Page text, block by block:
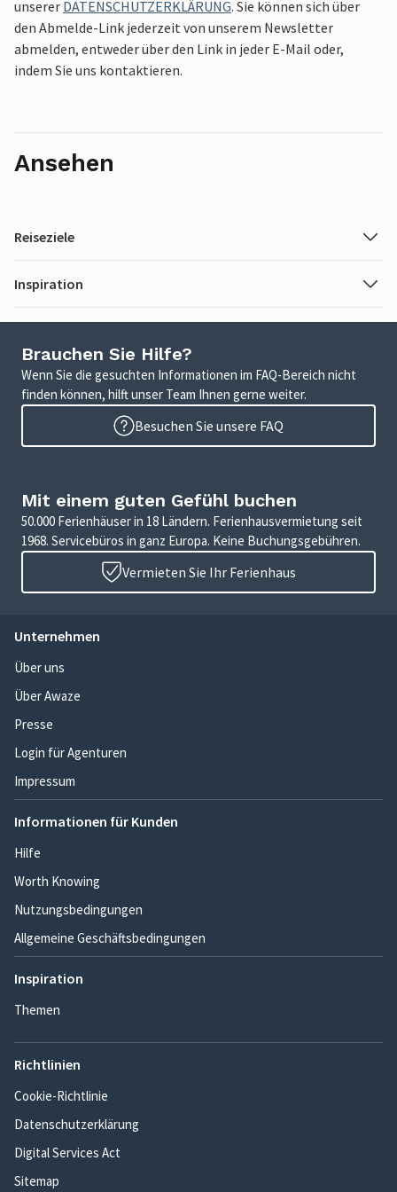
unserer DATENSCHUTZERKLÄRUNG. Sie können sich über
den Abmelde-Link jederzeit von unserem Newsletter
abmelden, entweder über den Link in jeder E-Mail oder,
indem Sie uns kontaktieren.
Ansehen
Reiseziele
Inspiration
Brauchen Sie Hilfe?
Wenn Sie die gesuchten Informationen im FAQ-Bereich nicht
finden können, hilft unser Team Ihnen gerne weiter.
Besuchen Sie unsere FAQ
Mit einem guten Gefühl buchen
50.000 Ferienhäuser in 18 Ländern. Ferienhausvermietung seit
1968. Servicebüros in ganz Europa. Keine Buchungsgebühren.
Vermieten Sie Ihr Ferienhaus
Unternehmen
Über uns
Über Awaze
Presse
Login für Agenturen
Impressum
Informationen für Kunden
Hilfe
Worth Knowing
Nutzungsbedingungen
Allgemeine Geschäftsbedingungen
Inspiration
Themen
Richtlinien
Cookie-Richtlinie
Datenschutzerklärung
Digital Services Act
Sitemap